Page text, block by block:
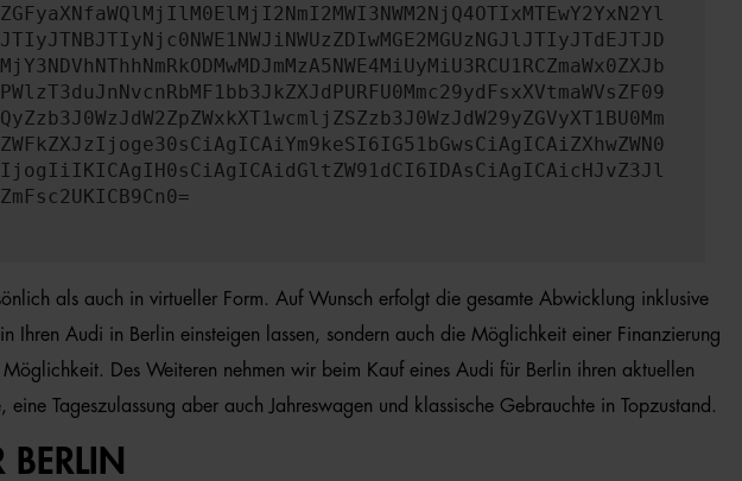
als auch in virtueller Form. Auf Wunsch erfolgt die gesamte Abwicklung inklusive
Audi in Berlin einsteigen lassen, sondern auch die Möglichkeit einer Finanzierung
Des Weiteren nehmen wir beim Kauf eines Audi für Berlin ihren aktuellen
Tageszulassung aber auch Jahreswagen und klassische Gebrauchte in Topzustand.